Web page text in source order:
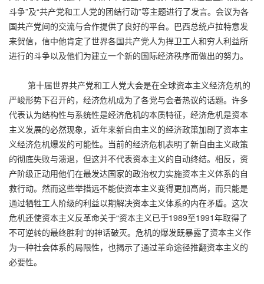
斗争”及“共产党和工人党的团结行动”等主题进行了发言。会议为各
国共产党间的交流与合作提供了良好的平台。巴西总统卢拉特意发
来贺信，信中他肯定了世界各国共产党人为捍卫工人和穷人利益所
进行的斗争以及他们为建立一个新的国际经济秩序而做出的努力。
第十届世界共产党和工人党大会是在全球资本主义经济危机的
严峻形势下召开的，经济危机成为了各党与会者热议的话题。许多
代表认为结构性与系统性是经济危机的本质特征，经济危机是资本
主义发展的必然现象，近年来新自由主义的经济政策加剧了资本主
义经济危机爆发的可能性。当前的经济危机表明了新自由主义政策
的彻底失败与溃退，但这并不代表资本主义的自动终结。相反，资
产阶级正动用他们在最发达国家的政治权力实施资本主义体系的自
救行动。然而这些举措远不能使资本主义变得更加高尚，而只能是
通过牺牲工人阶级的利益以期解决资本主义体系的内在矛盾。这次
危机还使资本主义反革命关于“资本主义已于1989至1991年取得了
不可逆转的最终胜利”的神话破灭。危机的爆发既暴露了资本主义作
为一种社会体系的局限性，也揭示了通过革命途径推翻资本主义的
必要性。